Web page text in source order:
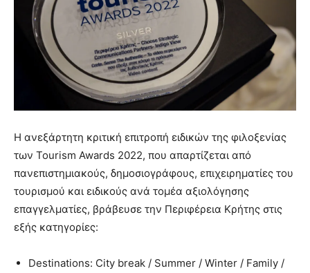
Η ανεξάρτητη κριτική επιτροπή ειδικών της φιλοξενίας
των Tourism Awards 2022, που απαρτίζεται από
πανεπιστημιακούς, δημοσιογράφους, επιχειρηματίες του
τουρισμού και ειδικούς ανά τομέα αξιολόγησης
επαγγελματίες, βράβευσε την Περιφέρεια Κρήτης στις
εξής κατηγορίες:
Destinations: City break / Summer / Winter / Family /